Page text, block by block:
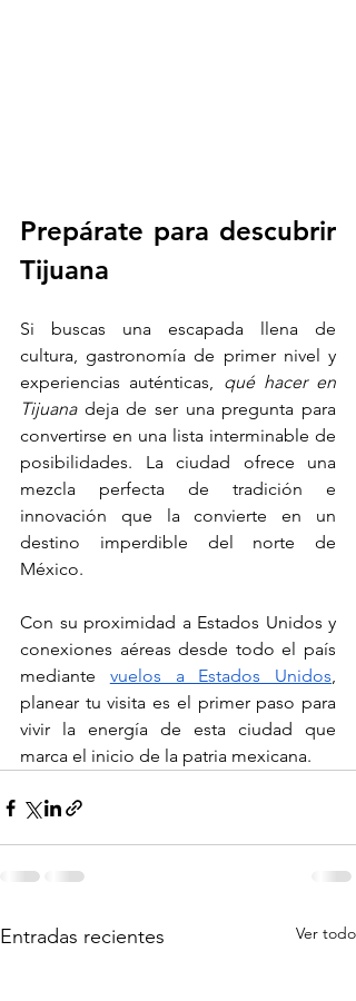
Prepárate para descubrir
Tijuana
Si buscas una escapada llena de
cultura, gastronomía de primer nivel y
experiencias auténticas, qué hacer en
Tijuana deja de ser una pregunta para
convertirse en una lista interminable de
posibilidades. La ciudad ofrece una
mezcla perfecta de tradición e
innovación que la convierte en un
destino imperdible del norte de
México.
Con su proximidad a Estados Unidos y
conexiones aéreas desde todo el país
mediante vuelos a Estados Unidos,
planear tu visita es el primer paso para
vivir la energía de esta ciudad que
marca el inicio de la patria mexicana.
Entradas recientes Ver todo